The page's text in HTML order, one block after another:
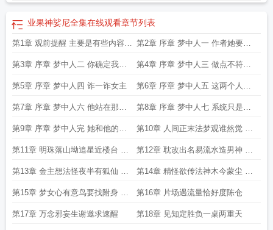
思业果有哪四种业果神娑尼第一季免费观看
在线观看
业果神娑尼全集在线观看章节列表
第1章 观前提醒 主要是有些内容必
须写在前面
第2章 序章 梦中人一 作者她要找
小说里
第3章 序章 梦中人二 你确定我们
没有穿
第4章 序章 梦中人三 做点不符合
自己人
第5章 序章 梦中人四 诈一诈女主 第6章 序章 梦中人五 这两个人好
有问题
第7章 序章 梦中人六 他站在那里
衣袂
第8章 序章 梦中人七 系统只是一
个最适
第9章 序章 梦中人完 她和他的交
集只
第10章 人间正末法梦观谁然觉 一
个出马朋友
第11章 明珠落山坳追星近楼台 可
能需要一场
第12章 耽改出名易流水造男神 来
点不一样
第13章 金主想法怪夜半有狐仙 在
娱乐圈里
第14章 精怪欲传法神木今蒙尘 再
自作主张
第15章 梦女心有意鸟要找附身 金
乌 你不
第16章 片场遇流量恰好度陈仓
第17章 万念邪妄生谢邀求速醒 第18章 见知定胜负一桌两重天